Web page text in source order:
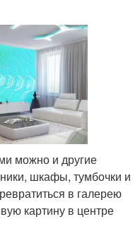
можно и другие
шкафы, тумбочки и
в галерею
картину в центре